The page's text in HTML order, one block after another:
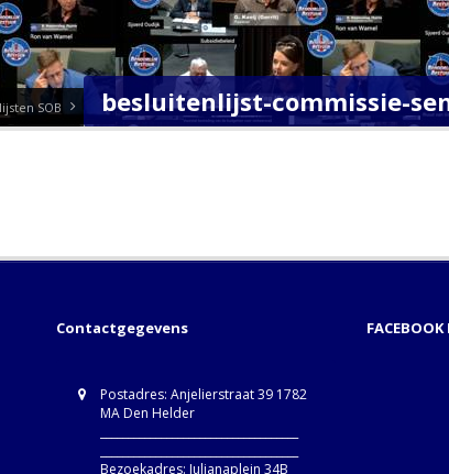
SOB besluitenlijst-commissie-
Contactgegevens
Postadres: Anjelierstraat 39 1782
MA Den Helder
Bezoekadres: Julianaplein 34B
FACEBOOK